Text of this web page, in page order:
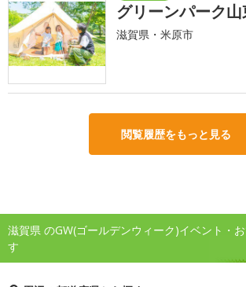
グリーンパーク
滋賀県・米原市
閲覧履歴をもっと見る
滋賀県 のGW(ゴールデンウィーク)イベント・
す